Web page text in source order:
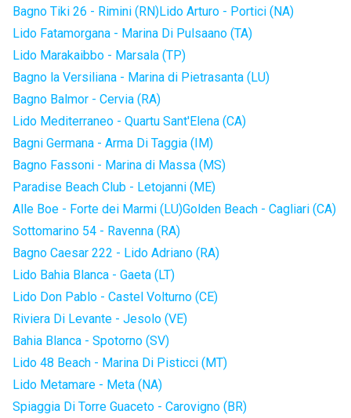
Bagno Tiki 26 - Rimini (RN)Lido Arturo - Portici (NA)
Lido Fatamorgana - Marina Di Pulsaano (TA)
Lido Marakaibbo - Marsala (TP)
Bagno la Versiliana - Marina di Pietrasanta (LU)
Bagno Balmor - Cervia (RA)
Lido Mediterraneo - Quartu Sant'Elena (CA)
Bagni Germana - Arma Di Taggia (IM)
Bagno Fassoni - Marina di Massa (MS)
Paradise Beach Club - Letojanni (ME)
Alle Boe - Forte dei Marmi (LU)Golden Beach - Cagliari (CA)
Sottomarino 54 - Ravenna (RA)
Bagno Caesar 222 - Lido Adriano (RA)
Lido Bahia Blanca - Gaeta (LT)
Lido Don Pablo - Castel Volturno (CE)
Riviera Di Levante - Jesolo (VE)
Bahia Blanca - Spotorno (SV)
Lido 48 Beach - Marina Di Pisticci (MT)
Lido Metamare - Meta (NA)
Spiaggia Di Torre Guaceto - Carovigno (BR)